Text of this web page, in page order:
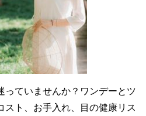
っていませんか？ワンデーとツ
スト、お手入れ、目の健康リス